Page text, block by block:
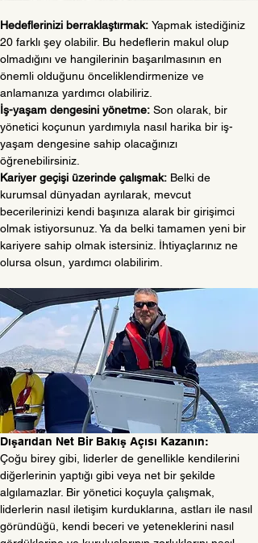
Hedeflerinizi berraklaştırmak: Yapmak istediğiniz
20 farklı şey olabilir. Bu hedeflerin makul olup
olmadığını ve hangilerinin başarılmasının en
önemli olduğunu önceliklendirmenize ve
anlamanıza yardımcı olabiliriz.
İş-yaşam dengesini yönetme: Son olarak, bir
yönetici koçunun yardımıyla nasıl harika bir iş-
yaşam dengesine sahip olacağınızı
öğrenebilirsiniz.
Kariyer geçişi üzerinde çalışmak: Belki de
kurumsal dünyadan ayrılarak, mevcut
becerilerinizi kendi başınıza alarak bir girişimci
olmak istiyorsunuz. Ya da belki tamamen yeni bir
kariyere sahip olmak istersiniz. İhtiyaçlarınız ne
olursa olsun, yardımcı olabilirim.
Dışarıdan Net Bir Bakış Açısı Kazanın:
Çoğu birey gibi, liderler de genellikle kendilerini
diğerlerinin yaptığı gibi veya net bir şekilde
algılamazlar. Bir yönetici koçuyla çalışmak,
liderlerin nasıl iletişim kurduklarına, astları ile nasıl
göründüğü, kendi beceri ve yeteneklerini nasıl